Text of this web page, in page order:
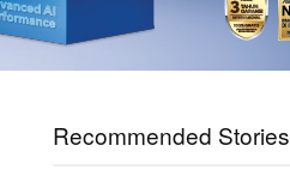
Recommended Stories